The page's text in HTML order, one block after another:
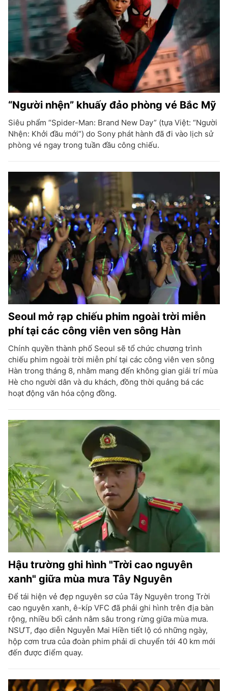
“Người nhện” khuấy đảo phòng vé Bắc Mỹ
Siêu phẩm “Spider-Man: Brand New Day” (tựa Việt: “Người
Nhện: Khởi đầu mới”) do Sony phát hành đã đi vào lịch sử
phòng vé ngay trong tuần đầu công chiếu.
Seoul mở rạp chiếu phim ngoài trời miễn
phí tại các công viên ven sông Hàn
Chính quyền thành phố Seoul sẽ tổ chức chương trình
chiếu phim ngoài trời miễn phí tại các công viên ven sông
Hàn trong tháng 8, nhằm mang đến không gian giải trí mùa
Hè cho người dân và du khách, đồng thời quảng bá các
hoạt động văn hóa cộng đồng.
Hậu trường ghi hình "Trời cao nguyên
xanh" giữa mùa mưa Tây Nguyên
Để tái hiện vẻ đẹp nguyên sơ của Tây Nguyên trong Trời
cao nguyên xanh, ê-kíp VFC đã phải ghi hình trên địa bàn
rộng, nhiều bối cảnh nằm sâu trong rừng giữa mùa mưa.
NSƯT, đạo diễn Nguyễn Mai Hiền tiết lộ có những ngày,
hộp cơm trưa của đoàn phim phải di chuyển tới 40 km mới
đến được điểm quay.